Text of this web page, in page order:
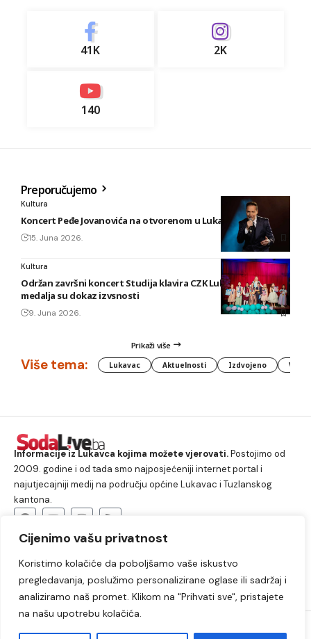
Cijenimo vašu privatnost
Koristimo kolačiće da poboljšamo vaše iskustvo
pregledavanja, poslužimo personalizirane oglase ili sadržaj i
analiziramo naš promet. Klikom na "Prihvati sve", pristajete
na našu upotrebu kolačića.
41K 2K
140
Preporučujemo
Kultura
Koncert Peđe Jovanovića na otvorenom u Lukavcu
15. Juna 2026.
Kultura
Održan završni koncert Studija klavira CZK Lukavac: 31 zlatna
medalja su dokaz izvsnosti
9. Juna 2026.
Prikaži više
Više tema: Lukavac Aktuelnosti Izdvojeno
Informacije iz Lukavca kojima možete vjerovati.Postojimo od
2009. godine i od tada smo najposjećeniji internet portal i
najutjecajniji medij na području općine Lukavac i Tuzlanskog
kantona.
Lukavac Društvo Crna hronika
Sport
Kultura
Kolumne Slobodno vrijeme